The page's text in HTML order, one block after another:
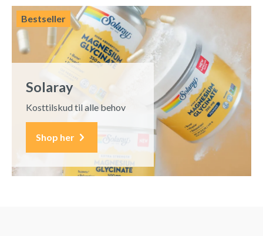
Bestseller
Solaray
Kosttilskud til alle behov
Shop her